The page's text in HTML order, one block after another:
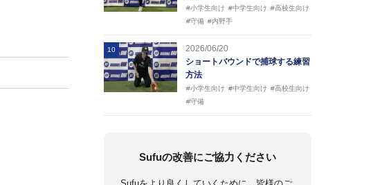
#小学生向け #中学生向け #高校生向け
#守備 #内野手
10
2026/06/20
ショートバウンドで捕球する練習
方法
#小学生向け #中学生向け #高校生向け
#守備
Sufuの改善にご協力ください